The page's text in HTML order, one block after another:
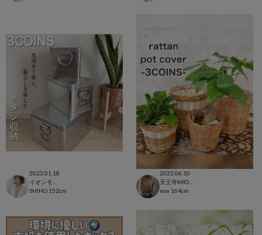
2023.01.18
SHIHO 152cm
2022.06.10
天王寺MIOプラザ館店
non 164cm